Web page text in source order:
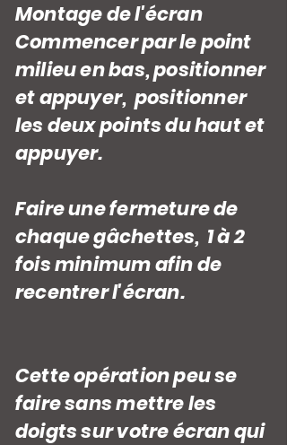
Montage de l'écran
Commencer par le point
milieu en bas, positionner
et appuyer, positionner
les deux points du haut et
appuyer.
Faire une fermeture de
chaque gâchettes, 1 à 2
fois minimum afin de
recentrer l'écran.
Cette opération peu se
faire sans mettre les
doigts sur votre écran qui